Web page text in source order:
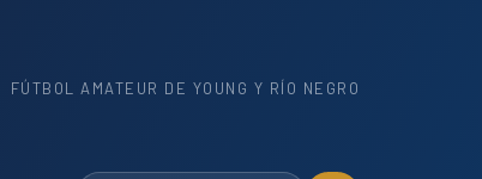
FÚTBOL AMATEUR DE YOUNG Y RÍO NEGRO